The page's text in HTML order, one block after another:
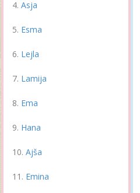
Asja
Esma
Lejla
Lamija
Ema
Hana
Ajša
Emina